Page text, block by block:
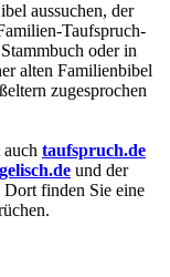
aussuchen, der
Taufspruch-
oder in
alten Familienbibel
zugesprochen
auch taufspruch.de
und der
finden Sie eine